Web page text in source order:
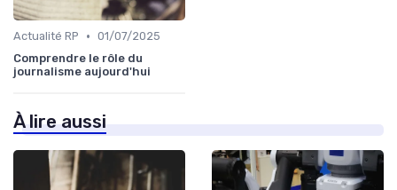
Actualité RP • 01/07/2025
Comprendre le rôle du
journalisme aujourd'hui
À lire aussi